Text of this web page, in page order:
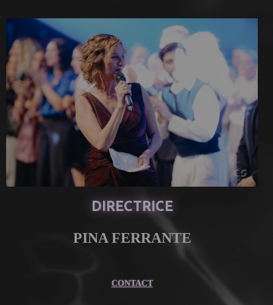
DIRECTRICE
PINA FERRANTE
CONTACT